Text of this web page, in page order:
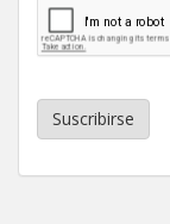
Suscribirse